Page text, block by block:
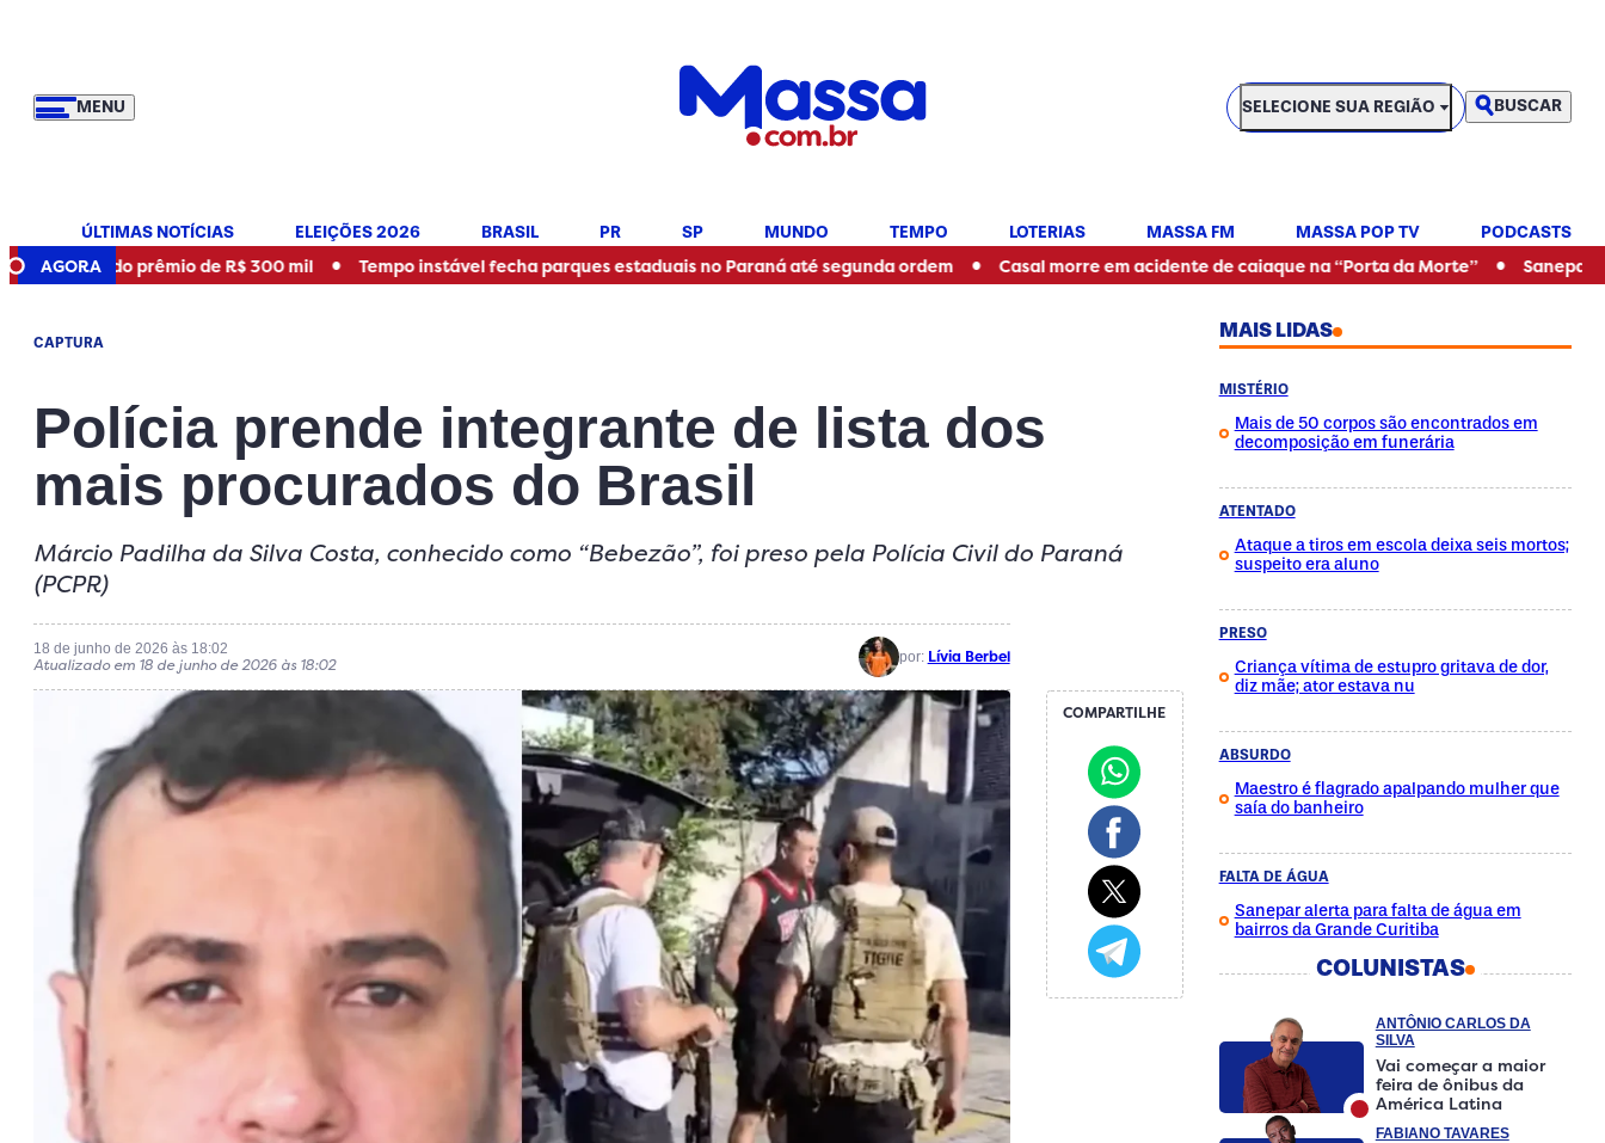
MENU
SELECIONE SUA REGIÃO
SELECIONE SUA REGIÃO BUSCAR
ÚLTIMAS NOTÍCIAS ELEIÇÕES 2026 BRASIL PR SP MUNDO TEMPO LOTERIAS MASSA FM MASSA POP TV PODCASTS
AGORA
do prêmio de R$ 300 mil • Tempo instável fecha parques estaduais no Paraná até segunda ordem • Casal morre em acidente de caiaque na “Porta da Morte” • Sanepar alerta para
CAPTURA
Polícia prende integrante de lista dos
mais procurados do Brasil
Márcio Padilha da Silva Costa, conhecido como “Bebezão”, foi preso pela Polícia Civil do Paraná
(PCPR)
18 de junho de 2026 às 18:02
Atualizado em 18 de junho de 2026 às 18:02 por: Lívia Berbel
COMPARTILHE
MAIS LIDAS
MISTÉRIO
Mais de 50 corpos são encontrados em
decomposição em funerária
ATENTADO
Ataque a tiros em escola deixa seis mortos;
suspeito era aluno
PRESO
Criança vítima de estupro gritava de dor,
diz mãe; ator estava nu
ABSURDO
Maestro é flagrado apalpando mulher que
saía do banheiro
FALTA DE ÁGUA
Sanepar alerta para falta de água em
bairros da Grande Curitiba
COLUNISTAS
ANTÔNIO CARLOS DA
SILVA
Vai começar a maior
feira de ônibus da
América Latina
FABIANO TAVARES